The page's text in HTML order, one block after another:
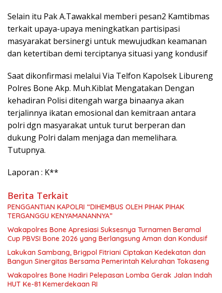
Selain itu Pak A.Tawakkal memberi pesan2 Kamtibmas
terkait upaya-upaya meningkatkan partisipasi
masyarakat bersinergi untuk mewujudkan keamanan
dan ketertiban demi terciptanya situasi yang kondusif
Saat dikonfirmasi melalui Via Telfon Kapolsek Libureng
Polres Bone Akp. Muh.Kiblat Mengatakan Dengan
kehadiran Polisi ditengah warga binaanya akan
terjalinnya ikatan emosional dan kemitraan antara
polri dgn masyarakat untuk turut berperan dan
dukung Polri dalam menjaga dan memelihara.
Tutupnya.
Laporan : K**
Berita Terkait
PENGGANTIAN KAPOLRI “DIHEMBUS OLEH PIHAK PIHAK
TERGANGGU KENYAMANANNYA”
Wakapolres Bone Apresiasi Suksesnya Turnamen Beramal
Cup PBVSI Bone 2026 yang Berlangsung Aman dan Kondusif
Lakukan Sambang, Brigpol Fitriani Ciptakan Kedekatan dan
Bangun Sinergitas Bersama Pemerintah Kelurahan Tokaseng
Wakapolres Bone Hadiri Pelepasan Lomba Gerak Jalan Indah
HUT Ke-81 Kemerdekaan RI